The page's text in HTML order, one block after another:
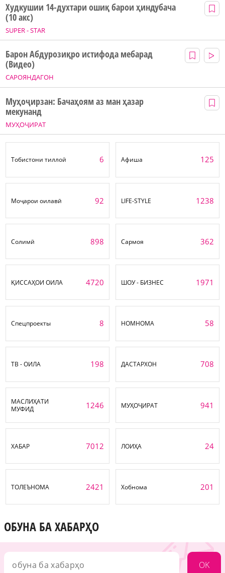
SUPER - STAR
Худкушии 14-духтари ошиқ барои ҳиндубача
(10 акс)
САРОЯНДАГОН
Барон Абдурозиқро истифода мебарад
(Видео)
МУҲОҶИРАТ
Муҳоҷирзан: Бачаҳоям аз ман ҳазар
мекунанд
Тобистони тиллоӣ 6 Афиша 125
Моҷарои оилавӣ 92 LIFE-STYLE 1238
Солимӣ 898 Сармоя 362
ҚИССАҲОИ ОИЛА 4720 ШОУ - БИЗНЕС 1971
Спецпроекты 8 НОМНОМА 58
ТВ - ОИЛА 198 ДАСТАРХОН 708
МАСЛИҲАТИ
МУФИД
1246 МУҲОҶИРАТ 941
ХАБАР 7012 ЛОИҲА 24
ТОЛЕЪНОМА 2421 Хобнома 201
ОБУНА БА ХАБАРҲО
OK